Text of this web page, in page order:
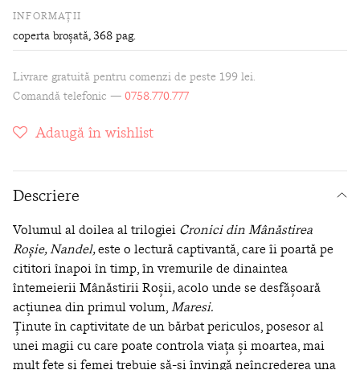
INFORMAȚII
coperta broșată, 368 pag.
Livrare gratuită pentru comenzi de peste 199 lei.
Comandă telefonic — 0758.770.777
Adaugă în wishlist
Descriere
Volumul al doilea al trilogiei Cronici din Mânăstirea
Roşie, Nandel,este o lectură captivantă, care îi poartă pe
cititori înapoi în timp, în vremurile de dinaintea
întemeierii Mânăstirii Roşii,acolo unde se desfăşoară
acţiunea din primul volum,Maresi.
Ținute în captivitate de un bărbat periculos, posesor al
unei magii cu care poate controla viaţa şi moartea, mai
mult fete şi femei trebuie să-şi învingă neîncrederea una